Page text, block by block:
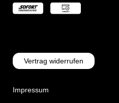
Vertrag widerrufen
Impressum